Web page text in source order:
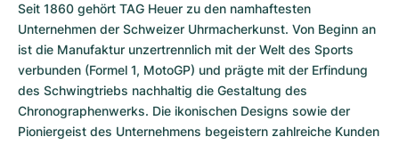
Seit 1860 gehört TAG Heuer zu den namhaftesten
Unternehmen der Schweizer Uhrmacherkunst. Von Beginn an
ist die Manufaktur unzertrennlich mit der Welt des Sports
verbunden (Formel 1, MotoGP) und prägte mit der Erfindung
des Schwingtriebs nachhaltig die Gestaltung des
Chronographenwerks. Die ikonischen Designs sowie der
Pioniergeist des Unternehmens begeistern zahlreiche Kunden